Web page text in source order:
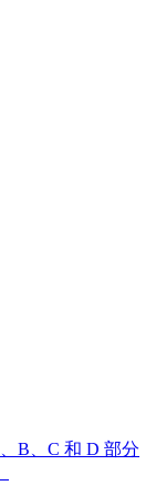
B、C 和 D 部分